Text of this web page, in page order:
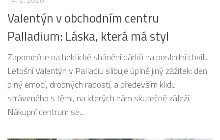
Valentýn v obchodním centru
Palladium: Láska, která má styl
Zapomeňte na hektické shánění dárků na poslední chvíli.
Letošní Valentýn v Palladiu slibuje úplně jiný zážitek: den
plný emocí, drobných radostí, a především klidu
stráveného s těmi, na kterých nám skutečně záleží.
Nákupní centrum se...